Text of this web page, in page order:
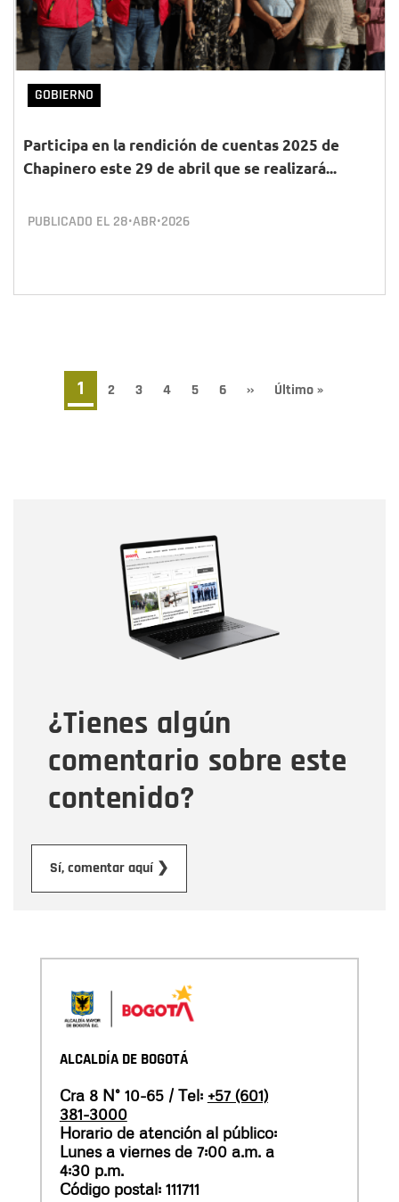
GOBIERNO
Participa en la rendición de cuentas 2025 de
Chapinero este 29 de abril que se realizará...
PUBLICADO EL 28•ABR•2026
Paginación
Página
actual
1 Page
2 Page
3 Page
4 Page
5 Page
6
Siguiente
››
Última
Último »
¿Tienes algún
comentario sobre este
contenido?
Sí, comentar aquí ❯
Correo electrónico
Tipo de comentario
Mensaje
ALCALDÍA DE BOGOTÁ
Cra 8 N° 10-65 / Tel: +57 (601)
381-3000
Horario de atención al público:
Lunes a viernes de 7:00 a.m. a
4:30 p.m.
Código postal: 111711